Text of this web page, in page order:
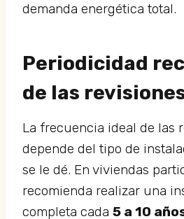
demanda energética total.
Periodicidad
de las
La frecuencia ideal de las
depende del tipo de
se le dé. En viviendas
recomienda realizar una
completa cada 5 a 10